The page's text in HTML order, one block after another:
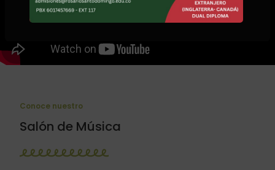
Conoce nuestro
Salón de Música